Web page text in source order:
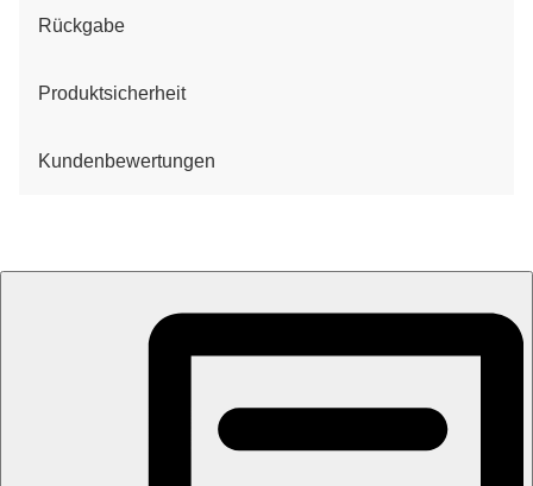
Rückgabe
Produktsicherheit
Kundenbewertungen